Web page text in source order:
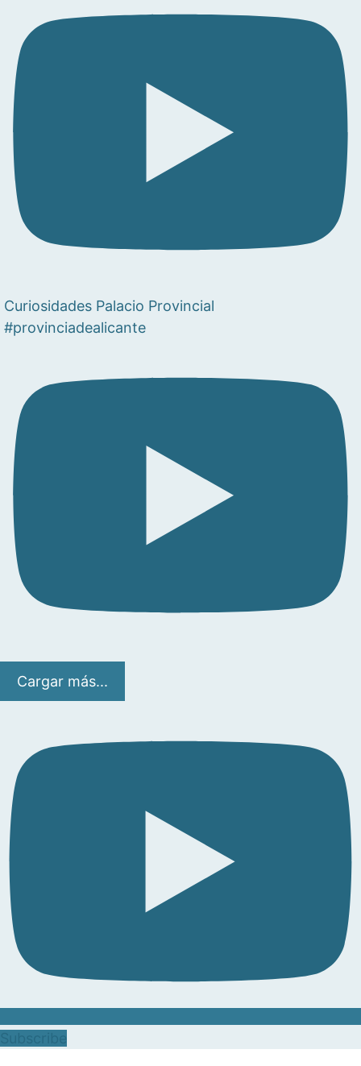
Curiosidades Palacio Provincial
#provinciadealicante
Cargar más...